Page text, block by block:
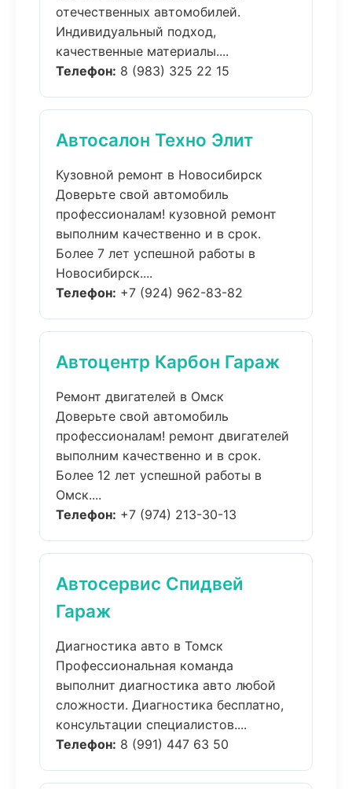
отечественных автомобилей.
Индивидуальный подход,
качественные материалы....
Телефон: 8 (983) 325 22 15
Автосалон Техно Элит
Кузовной ремонт в Новосибирск
Доверьте свой автомобиль
профессионалам! кузовной ремонт
выполним качественно и в срок.
Более 7 лет успешной работы в
Новосибирск....
Телефон: +7 (924) 962-83-82
Автоцентр Карбон Гараж
Ремонт двигателей в Омск
Доверьте свой автомобиль
профессионалам! ремонт двигателей
выполним качественно и в срок.
Более 12 лет успешной работы в
Омск....
Телефон: +7 (974) 213-30-13
Автосервис Спидвей
Гараж
Диагностика авто в Томск
Профессиональная команда
выполнит диагностика авто любой
сложности. Диагностика бесплатно,
консультации специалистов....
Телефон: 8 (991) 447 63 50